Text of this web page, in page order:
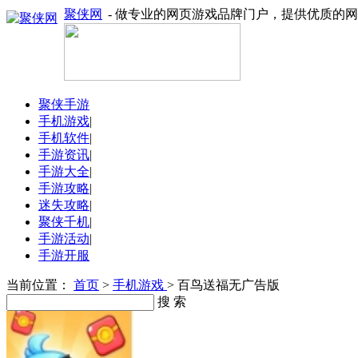
聚侠网 - 做专业的网页游戏品牌门户，提供优质的
聚侠手游
手机游戏|
手机软件|
手游资讯|
手游大全|
手游攻略|
迷失攻略|
聚侠千机|
手游活动|
手游开服
当前位置： 首页 > 手机游戏 > 百鸟送福无广告版
搜 索